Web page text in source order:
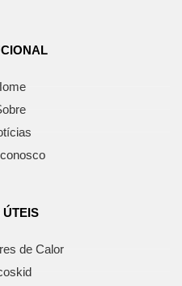
de Calor